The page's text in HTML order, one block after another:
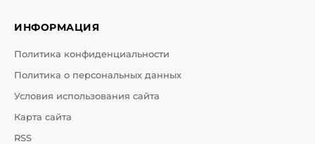
ИНФОРМАЦИЯ
Политика конфиденциальности
Политика о персональных данных
Условия использования сайта
Карта сайта
RSS